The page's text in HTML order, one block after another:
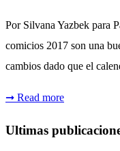
Por Silvana Yazbek para
comicios 2017 son una
cambios dado que el
➞ Read more
Ultimas